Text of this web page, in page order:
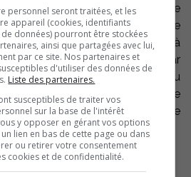
à 19h30, une ambiance
! À 20 h, Jany Provost et le
scène. La soirée se poursuivra, à
patriotique interprété par
de s’illuminer à 22 h avec un feu
pourront profiter de la présence
sur place ($). Un service de
offert.
personnel seront traitées, et les
appareil (cookies, identifiants
données) pourront être stockées
ainsi que partagées avec lui,
par ce site. Nos partenaires et
d'utiliser des données de
Liste des partenaires.
susceptibles de traiter vos
sur la base de l'intérêt
y opposer en gérant vos options
lien en bas de cette page ou dans
ou retirer votre consentement
cookies et de confidentialité.